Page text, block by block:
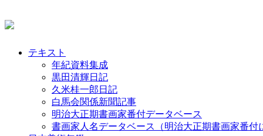
テキスト
年紀資料集成
黒田清輝日記
久米桂一郎日記
白馬会関係新聞記事
明治大正期書画家番付データベース
書画家人名データベース（明治大正期書画家番付